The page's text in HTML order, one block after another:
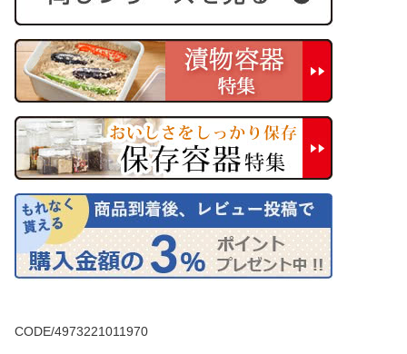
CODE/4973221011970